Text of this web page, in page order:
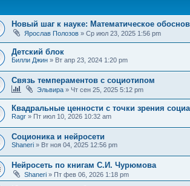
Новый шаг к науке: Математическое
Ярослав Полозов » Ср июл 23, 2025 1:56 pm
Детский блок
Билли Джин » Вт апр 23, 2024 1:20 pm
Связь темпераментов с социотипом
Эльвира » Чт сен 25, 2025 5:12 pm
Квадральные ценности с точки зрения
Ragr » Пт июл 10, 2026 10:32 am
Соционика и нейросети
Shaneri » Вт ноя 04, 2025 12:56 pm
Нейросеть по книгам С.И. Чурюмова
Shaneri » Пт фев 06, 2026 1:18 pm